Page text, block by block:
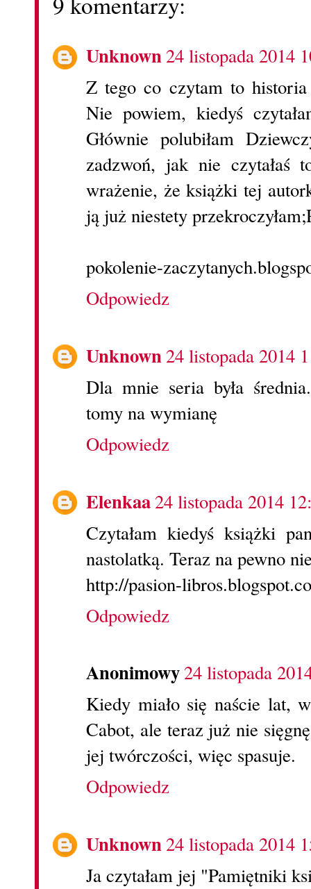
Unknown24 listopada 2014
Z tego co czytam to
Nie powiem, kiedyś
Głównie polubiłam
zadzwoń, jak nie czytałaś
wrażenie, że książki tej
ją już niestety
pokolenie-
Odpowiedz
Unknown24 listopada 2014
Dla mnie seria była
tomy na wymianę
Odpowiedz
Elenkaa24 listopada 2014
Czytałam kiedyś książki
nastolatką. Teraz na pewno
http://pasion-
Odpowiedz
Anonimowy24 listopada
Kiedy miało się naście lat,
Cabot, ale teraz już nie
jej twórczości, więc spasuje.
Odpowiedz
Unknown24 listopada 2014
Ja czytałam jej "Pamiętniki